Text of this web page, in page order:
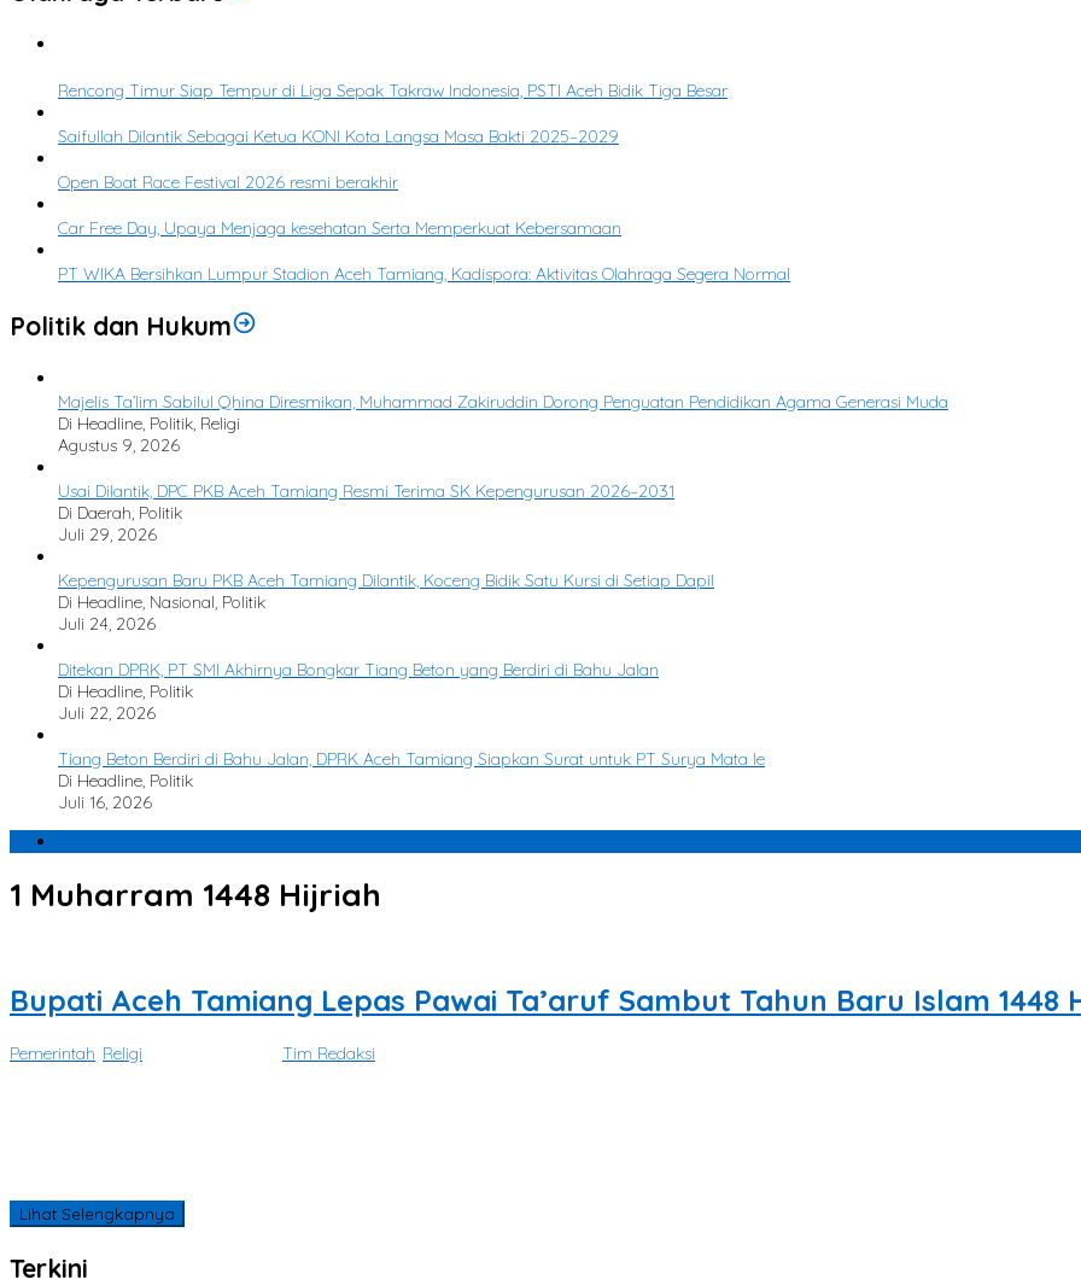
Rencong Timur Siap Tempur di Liga Sepak Takraw Indonesia, PSTI Aceh Bidik Tiga Besar
Saifullah Dilantik Sebagai Ketua KONI Kota Langsa Masa Bakti 2025–2029
Open Boat Race Festival 2026 resmi berakhir
Car Free Day, Upaya Menjaga kesehatan Serta Memperkuat Kebersamaan
PT WIKA Bersihkan Lumpur Stadion Aceh Tamiang, Kadispora: Aktivitas Olahraga Segera Normal
Politik dan Hukum
Majelis Ta’lim Sabilul Qhina Diresmikan, Muhammad Zakiruddin Dorong Penguatan Pendidikan Agama Generasi Muda
Di Headline, Politik, Religi
Agustus 9, 2026
Usai Dilantik, DPC PKB Aceh Tamiang Resmi Terima SK Kepengurusan 2026–2031
Di Daerah, Politik
Juli 29, 2026
Kepengurusan Baru PKB Aceh Tamiang Dilantik, Koceng Bidik Satu Kursi di Setiap Dapil
Di Headline, Nasional, Politik
Juli 24, 2026
Ditekan DPRK, PT SMI Akhirnya Bongkar Tiang Beton yang Berdiri di Bahu Jalan
Di Headline, Politik
Juli 22, 2026
Tiang Beton Berdiri di Bahu Jalan, DPRK Aceh Tamiang Siapkan Surat untuk PT Surya Mata Ie
Di Headline, Politik
Juli 16, 2026
1 Muharram 1448 Hijriah
Bupati Aceh Tamiang Lepas Pawai Ta’aruf Sambut Tahun Baru Islam 1448
Pemerintah Religi Tim Redaksi
Lihat Selengkapnya
Terkini